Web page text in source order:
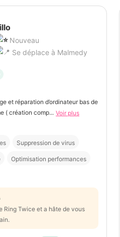
Nouveau
Se déplace à Malmedy
et réparation d’ordinateur bas de
( création comp... Voir plus
Suppression de virus
Optimisation performances
Ring Twice et a hâte de vous